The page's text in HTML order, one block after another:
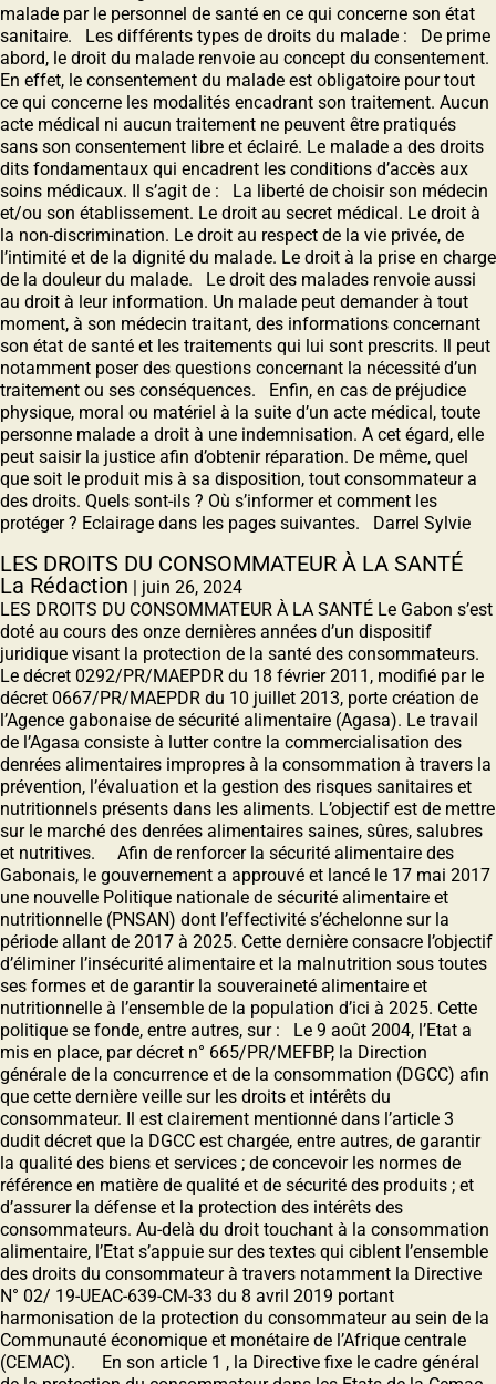
malade par le personnel de santé en ce qui concerne son état
sanitaire. Les différents types de droits du malade : De prime
abord, le droit du malade renvoie au concept du consentement.
En effet, le consentement du malade est obligatoire pour tout
ce qui concerne les modalités encadrant son traitement. Aucun
acte médical ni aucun traitement ne peuvent être pratiqués
sans son consentement libre et éclairé. Le malade a des droits
dits fondamentaux qui encadrent les conditions d’accès aux
soins médicaux. Il s’agit de : La liberté de choisir son médecin
et/ou son établissement. Le droit au secret médical. Le droit à
la non-discrimination. Le droit au respect de la vie privée, de
l’intimité et de la dignité du malade. Le droit à la prise en charge
de la douleur du malade. Le droit des malades renvoie aussi
au droit à leur information. Un malade peut demander à tout
moment, à son médecin traitant, des informations concernant
son état de santé et les traitements qui lui sont prescrits. Il peut
notamment poser des questions concernant la nécessité d’un
traitement ou ses conséquences. Enfin, en cas de préjudice
physique, moral ou matériel à la suite d’un acte médical, toute
personne malade a droit à une indemnisation. A cet égard, elle
peut saisir la justice afin d’obtenir réparation. De même, quel
que soit le produit mis à sa disposition, tout consommateur a
des droits. Quels sont-ils ? Où s’informer et comment les
protéger ? Eclairage dans les pages suivantes. Darrel Sylvie
LES DROITS DU CONSOMMATEUR À LA SANTÉ
La Rédaction
juin 26, 2024
LES DROITS DU CONSOMMATEUR À LA SANTÉ Le Gabon s’est
doté au cours des onze dernières années d’un dispositif
juridique visant la protection de la santé des consommateurs.
Le décret 0292/PR/MAEPDR du 18 février 2011, modifié par le
décret 0667/PR/MAEPDR du 10 juillet 2013, porte création de
l’Agence gabonaise de sécurité alimentaire (Agasa). Le travail
de l’Agasa consiste à lutter contre la commercialisation des
denrées alimentaires impropres à la consommation à travers la
prévention, l’évaluation et la gestion des risques sanitaires et
nutritionnels présents dans les aliments. L’objectif est de mettre
sur le marché des denrées alimentaires saines, sûres, salubres
et nutritives. Afin de renforcer la sécurité alimentaire des
Gabonais, le gouvernement a approuvé et lancé le 17 mai 2017
une nouvelle Politique nationale de sécurité alimentaire et
nutritionnelle (PNSAN) dont l’effectivité s’échelonne sur la
période allant de 2017 à 2025. Cette dernière consacre l’objectif
d’éliminer l’insécurité alimentaire et la malnutrition sous toutes
ses formes et de garantir la souveraineté alimentaire et
nutritionnelle à l’ensemble de la population d’ici à 2025. Cette
politique se fonde, entre autres, sur : Le 9 août 2004, l’Etat a
mis en place, par décret n° 665/PR/MEFBP, la Direction
générale de la concurrence et de la consommation (DGCC) afin
que cette dernière veille sur les droits et intérêts du
consommateur. Il est clairement mentionné dans l’article 3
dudit décret que la DGCC est chargée, entre autres, de garantir
la qualité des biens et services ; de concevoir les normes de
référence en matière de qualité et de sécurité des produits ; et
d’assurer la défense et la protection des intérêts des
consommateurs. Au-delà du droit touchant à la consommation
alimentaire, l’Etat s’appuie sur des textes qui ciblent l’ensemble
des droits du consommateur à travers notamment la Directive
N° 02/ 19-UEAC-639-CM-33 du 8 avril 2019 portant
harmonisation de la protection du consommateur au sein de la
Communauté économique et monétaire de l’Afrique centrale
(CEMAC). En son article 1 , la Directive fixe le cadre général